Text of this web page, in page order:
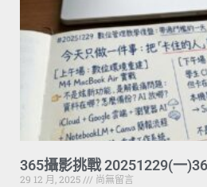
365攝影挑戰 20251229(一
29 12 月, 2025
尚無留言